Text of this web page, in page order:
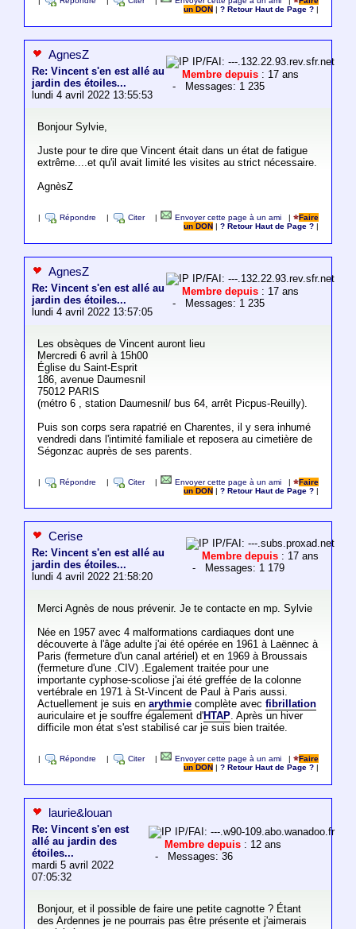
un DON
|? Retour Haut de Page ?
AgnesZ
Re: Vincent s'en est allé au
jardin des étoiles...
lundi 4 avril 2022 13:55:53
IP/FAI: ---.132.22.93.rev.sfr.net
Membre depuis : 17 ans
- Messages: 1 235
Bonjour Sylvie,
Juste pour te dire que Vincent était dans un état de fatigue
extrême....et qu'il avait limité les visites au strict nécessaire.
AgnèsZ
Répondre Citer Envoyer cette page à un ami |
Faire
un DON
|? Retour Haut de Page ?
AgnesZ
Re: Vincent s'en est allé au
jardin des étoiles...
lundi 4 avril 2022 13:57:05
IP/FAI: ---.132.22.93.rev.sfr.net
Membre depuis : 17 ans
- Messages: 1 235
Les obsèques de Vincent auront lieu
Mercredi 6 avril à 15h00
Église du Saint-Esprit
186, avenue Daumesnil
75012 PARIS
(métro 6 , station Daumesnil/ bus 64, arrêt Picpus-Reuilly).
Puis son corps sera rapatrié en Charentes, il y sera inhumé
vendredi dans l'intimité familiale et reposera au cimetière de
Ségonzac auprès de ses parents.
Répondre Citer Envoyer cette page à un ami |
Faire
un DON
|? Retour Haut de Page ?
Cerise
Re: Vincent s'en est allé au
jardin des étoiles...
lundi 4 avril 2022 21:58:20
IP/FAI: ---.subs.proxad.net
Membre depuis : 17 ans
- Messages: 1 179
Merci Agnès de nous prévenir. Je te contacte en mp. Sylvie
Née en 1957 avec 4 malformations cardiaques dont une
découverte à l'âge adulte j'ai été opérée en 1961 à Laënnec à
Paris (fermeture d'un canal artériel) et en 1969 à Broussais
(fermeture d'une .CIV) .Egalement traitée pour une
importante cyphose-scoliose j'ai été greffée de la colonne
vertébrale en 1971 à St-Vincent de Paul à Paris aussi.
Actuellement je suis en arythmiecomplète avec fibrillation
auriculaire et je souffre également d'HTAP. Après un hiver
difficile mon état s'est stabilisé car je suis bien traitée.
Répondre Citer Envoyer cette page à un ami |
Faire
un DON
|? Retour Haut de Page ?
laurie&louan
Re: Vincent s'en est
allé au jardin des
étoiles...
mardi 5 avril 2022
07:05:32
IP/FAI: ---.w90-109.abo.wanadoo.fr
Membre depuis : 12 ans
- Messages: 36
Bonjour, et il possible de faire une petite cagnotte ? Étant
des Ardennes je ne pourrais pas être présente et j'aimerais